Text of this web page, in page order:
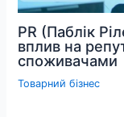
PR (Паблік
вплив на
споживачами
Товарний бізнес